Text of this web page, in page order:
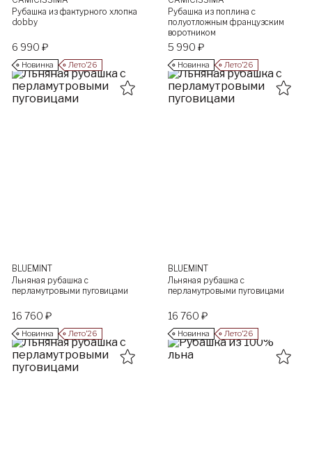
Рубашка из фактурного хлопка
dobby
6 990 ₽
Новинка Лето’26
Рубашка из поплина с
полуотложным французским
воротником
5 990 ₽
Новинка Лето’26
BLUEMINT
Льняная рубашка с
перламутровыми пуговицами
16 760 ₽
Новинка Лето’26
BLUEMINT
Льняная рубашка с
перламутровыми пуговицами
16 760 ₽
Новинка Лето’26